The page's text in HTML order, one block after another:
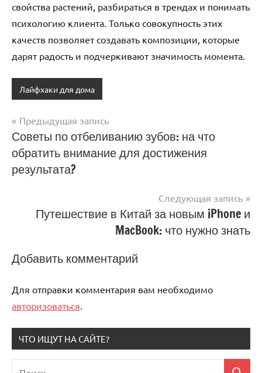
свойства растений, разбираться в трендах и понимать
психологию клиента. Только совокупность этих
качеств позволяет создавать композиции, которые
дарят радость и подчеркивают значимость момента.
Лайфхаки для дома
Навигация
по
записям
Предыдущая запись
Советы по отбеливанию зубов: на что
обратить внимание для достижения
результата?
Следующая запись
Путешествие в Китай за новым iPhone и
MacBook: что нужно знать
Добавить комментарий
Для отправки комментария вам необходимо
авторизоваться
ЧТО ИЩУТ НА САЙТЕ?